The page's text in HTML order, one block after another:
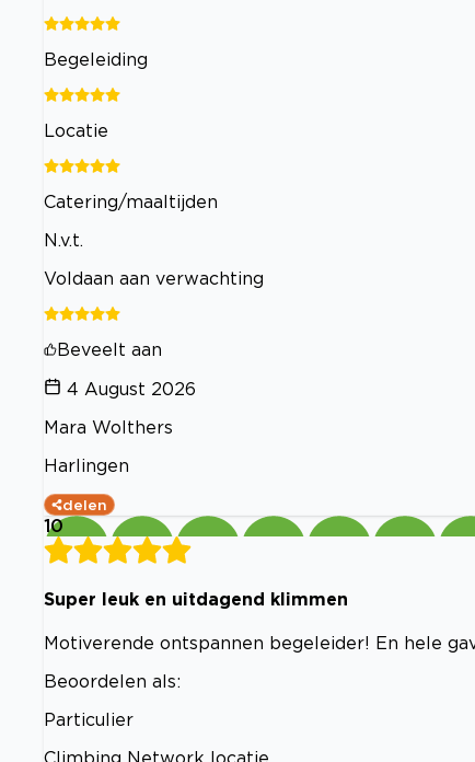
Begeleiding
Locatie
Catering/maaltijden
N.v.t.
Voldaan aan verwachting
Beveelt aan
4 August 2026
Mara Wolthers
Harlingen
delen
10
Super leuk en uitdagend klimmen
Motiverende ontspannen begeleider! En hele
Beoordelen als:
Particulier
Climbing Network locatie